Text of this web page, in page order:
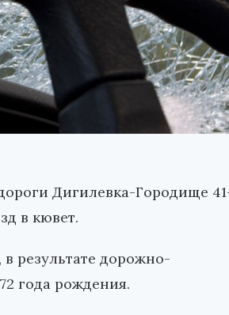
Дигилевка-Городище
в кювет.
результате дорожно-
года рождения.